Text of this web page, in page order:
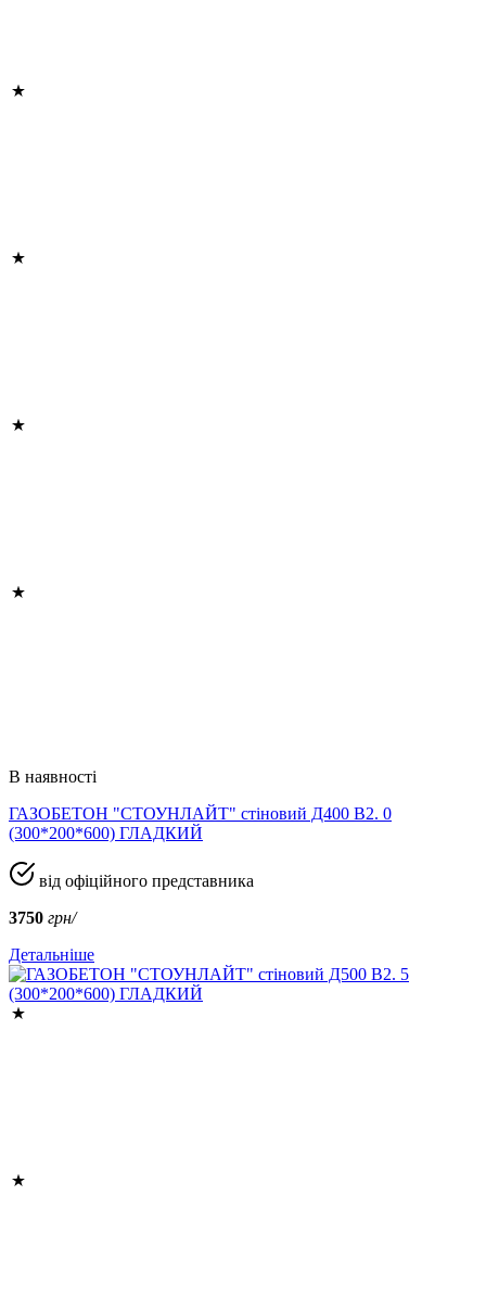
В наявності
ГАЗОБЕТОН "СТОУНЛАЙТ" стіновий Д400 В2. 0
(300*200*600) ГЛАДКИЙ
від офіційного представника
3750 грн/
Детальніше